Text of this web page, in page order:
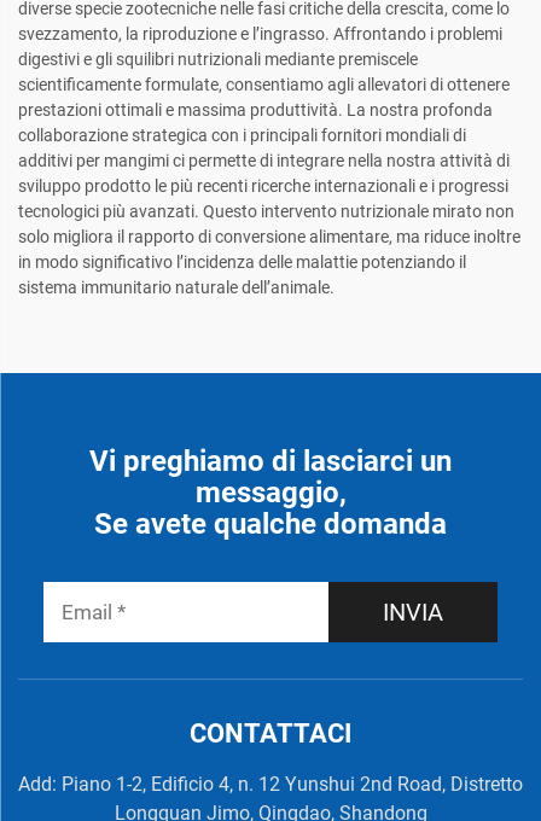
diverse specie zootecniche nelle fasi critiche della crescita, come lo
svezzamento, la riproduzione e l’ingrasso. Affrontando i problemi
digestivi e gli squilibri nutrizionali mediante premiscele
scientificamente formulate, consentiamo agli allevatori di ottenere
prestazioni ottimali e massima produttività. La nostra profonda
collaborazione strategica con i principali fornitori mondiali di
additivi per mangimi ci permette di integrare nella nostra attività di
sviluppo prodotto le più recenti ricerche internazionali e i progressi
tecnologici più avanzati. Questo intervento nutrizionale mirato non
solo migliora il rapporto di conversione alimentare, ma riduce inoltre
in modo significativo l’incidenza delle malattie potenziando il
sistema immunitario naturale dell’animale.
Vi preghiamo di lasciarci un
messaggio,
Se avete qualche domanda
INVIA
CONTATTACI
Add: Piano 1-2, Edificio 4, n. 12 Yunshui 2nd Road, Distretto
Longquan Jimo, Qingdao, Shandong